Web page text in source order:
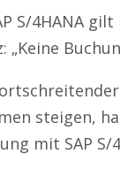
S/4HANA
„Keine
steigen,
mit SAP S/
logistik.de